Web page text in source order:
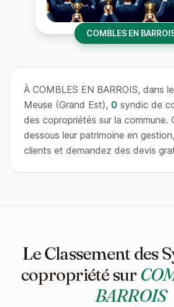
COMBLES EN
À COMBLES EN BARROIS, dans
Meuse (Grand Est), 0 syndic de
des copropriétés sur la commune.
dessous leur patrimoine en
clients et demandez des devis
Le Classement des
copropriété sur
BARROIS